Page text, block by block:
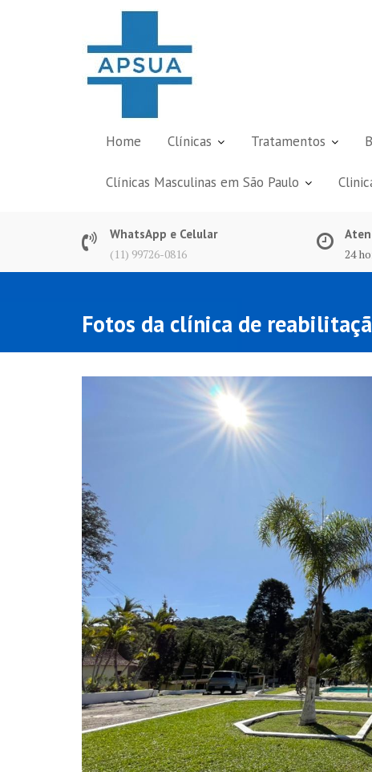
Home Clínicas Tratamentos
Clínicas Masculinas em São Paulo
WhatsApp e Celular
(11) 99726-0816
24
Fotos da clínica de